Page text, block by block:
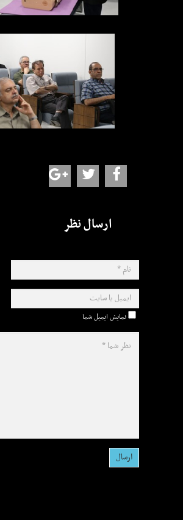
ارسال نظر
نمایش ایمیل شما